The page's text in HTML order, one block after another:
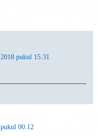
pukul 15.31
00.12